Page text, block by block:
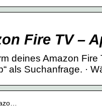
Fire TV –
deines Amazon Fire
als Suchanfrage. ·